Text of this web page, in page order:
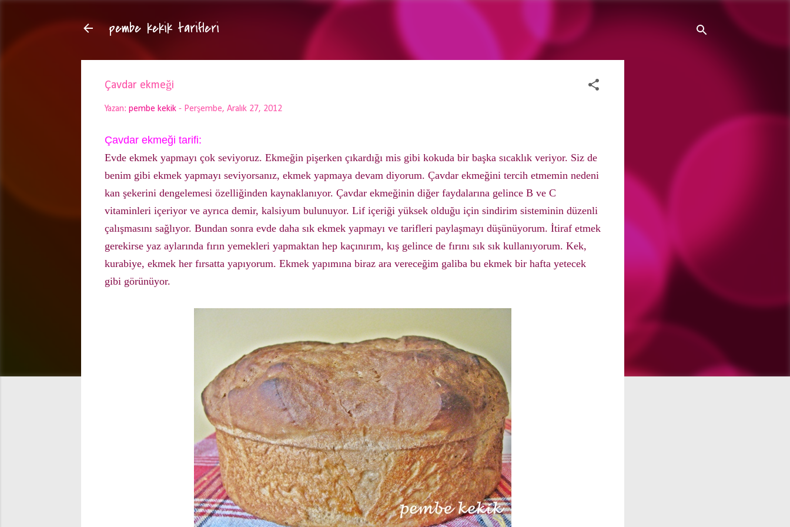
pembe kekik tarifleri
Çavdar ekmeği
Yazan: pembe kekik - Perşembe, Aralık 27, 2012
Çavdar ekmeği tarifi:
Evde ekmek yapmayı çok seviyoruz. Ekmeğin pişerken çıkardığı mis gibi kokuda bir başka sıcaklık veriyor. Siz de
benim gibi ekmek yapmayı seviyorsanız, ekmek yapmaya devam diyorum. Çavdar ekmeğini tercih etmemin nedeni
kan şekerini dengelemesi özelliğinden kaynaklanıyor. Çavdar ekmeğinin diğer faydalarına gelince B ve C
vitaminleri içeriyor ve ayrıca demir, kalsiyum bulunuyor. Lif içeriği yüksek olduğu için sindirim sisteminin düzenli
çalışmasını sağlıyor. Bundan sonra evde daha sık ekmek yapmayı ve tarifleri paylaşmayı düşünüyorum. İtiraf etmek
gerekirse yaz aylarında fırın yemekleri yapmaktan hep kaçınırım, kış gelince de fırını sık sık kullanıyorum. Kek,
kurabiye, ekmek her fırsatta yapıyorum. Ekmek yapımına biraz ara vereceğim galiba bu ekmek bir hafta yetecek
gibi görünüyor.